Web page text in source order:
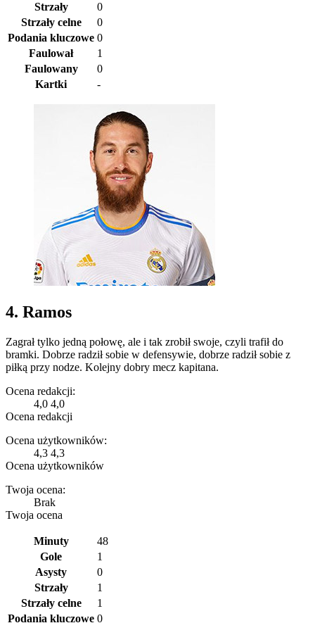
Strzały
0
Strzały celne
0
Podania kluczowe 0
Faulował
1
Faulowany
0
Kartki
-
4. Ramos
Zagrał tylko jedną połowę, ale i tak zrobił swoje, czyli trafił do
bramki. Dobrze radził sobie w defensywie, dobrze radził sobie z
piłką przy nodze. Kolejny dobry mecz kapitana.
Ocena redakcji:
4,0 4,0
Ocena redakcji
Ocena użytkowników:
4,3 4,3
Ocena użytkowników
Twoja ocena:
Brak
Twoja ocena
Minuty
48
Gole
1
Asysty
0
Strzały
1
Strzały celne
1
Podania kluczowe 0